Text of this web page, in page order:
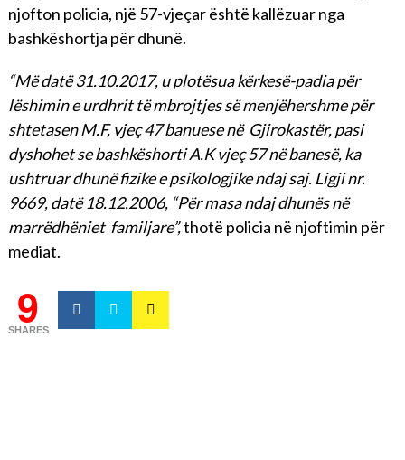
njofton policia, një 57-vjeçar është kallëzuar nga
bashkëshortja për dhunë.
“Më datë 31.10.2017, u plotësua kërkesë-padia për
lëshimin e urdhrit të mbrojtjes së menjëhershme për
shtetasen M.F, vjeç 47 banuese në Gjirokastër, pasi
dyshohet se bashkëshorti A.K vjeç 57 në banesë, ka
ushtruar dhunë fizike e psikologjike ndaj saj. Ligji nr.
9669, datë 18.12.2006, “Për masa ndaj dhunës në
marrëdhëniet familjare”,thotë policia në njoftimin për
mediat.
9
SHARES